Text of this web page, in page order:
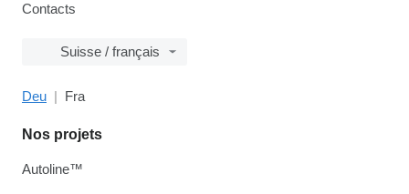
Contacts
Suisse / français
Deu Fra
Nos projets
Autoline™